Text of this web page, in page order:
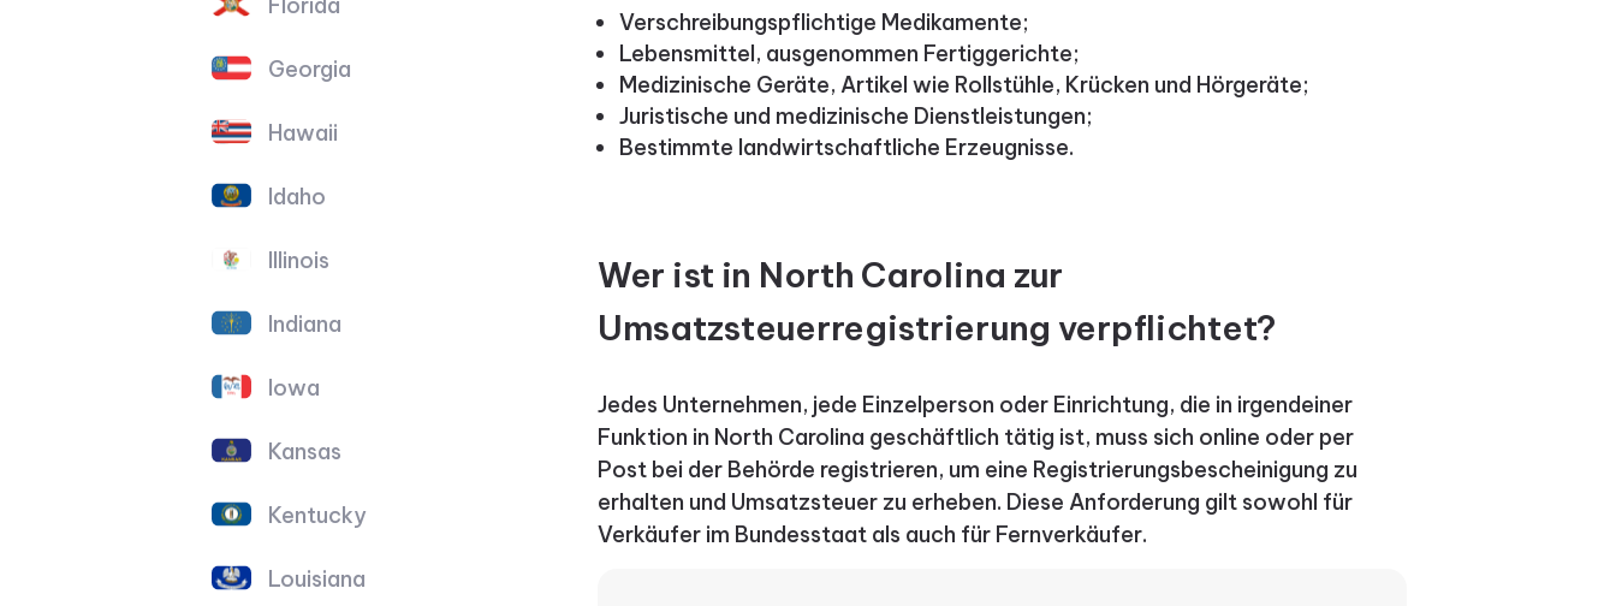
Georgia
Hawaii
Idaho
Illinois
Indiana
Iowa
Kansas
Kentucky
Louisiana
Verschreibungspflichtige Medikamente;
Lebensmittel, ausgenommen Fertiggerichte;
Medizinische Geräte, Artikel wie Rollstühle, Krücken und Hörgeräte;
Juristische und medizinische Dienstleistungen;
Bestimmte landwirtschaftliche Erzeugnisse.
Wer ist in North Carolina zur
Umsatzsteuerregistrierung verpflichtet?
Jedes Unternehmen, jede Einzelperson oder Einrichtung, die in irgendeiner
Funktion in North Carolina geschäftlich tätig ist, muss sich online oder per
Post bei der Behörde registrieren, um eine Registrierungsbescheinigung zu
erhalten und Umsatzsteuer zu erheben. Diese Anforderung gilt sowohl für
Verkäufer im Bundesstaat als auch für Fernverkäufer.